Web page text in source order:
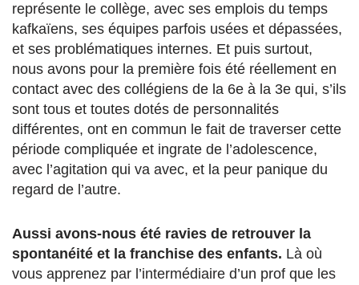
représente le collège, avec ses emplois du temps
kafkaïens, ses équipes parfois usées et dépassées,
et ses problématiques internes. Et puis surtout,
nous avons pour la première fois été réellement en
contact avec des collégiens de la 6e à la 3e qui, s’ils
sont tous et toutes dotés de personnalités
différentes, ont en commun le fait de traverser cette
période compliquée et ingrate de l’adolescence,
avec l’agitation qui va avec, et la peur panique du
regard de l’autre.
Aussi avons-nous été ravies de retrouver la
spontanéité et la franchise des enfants. Là où
vous apprenez par l’intermédiaire d’un prof que les